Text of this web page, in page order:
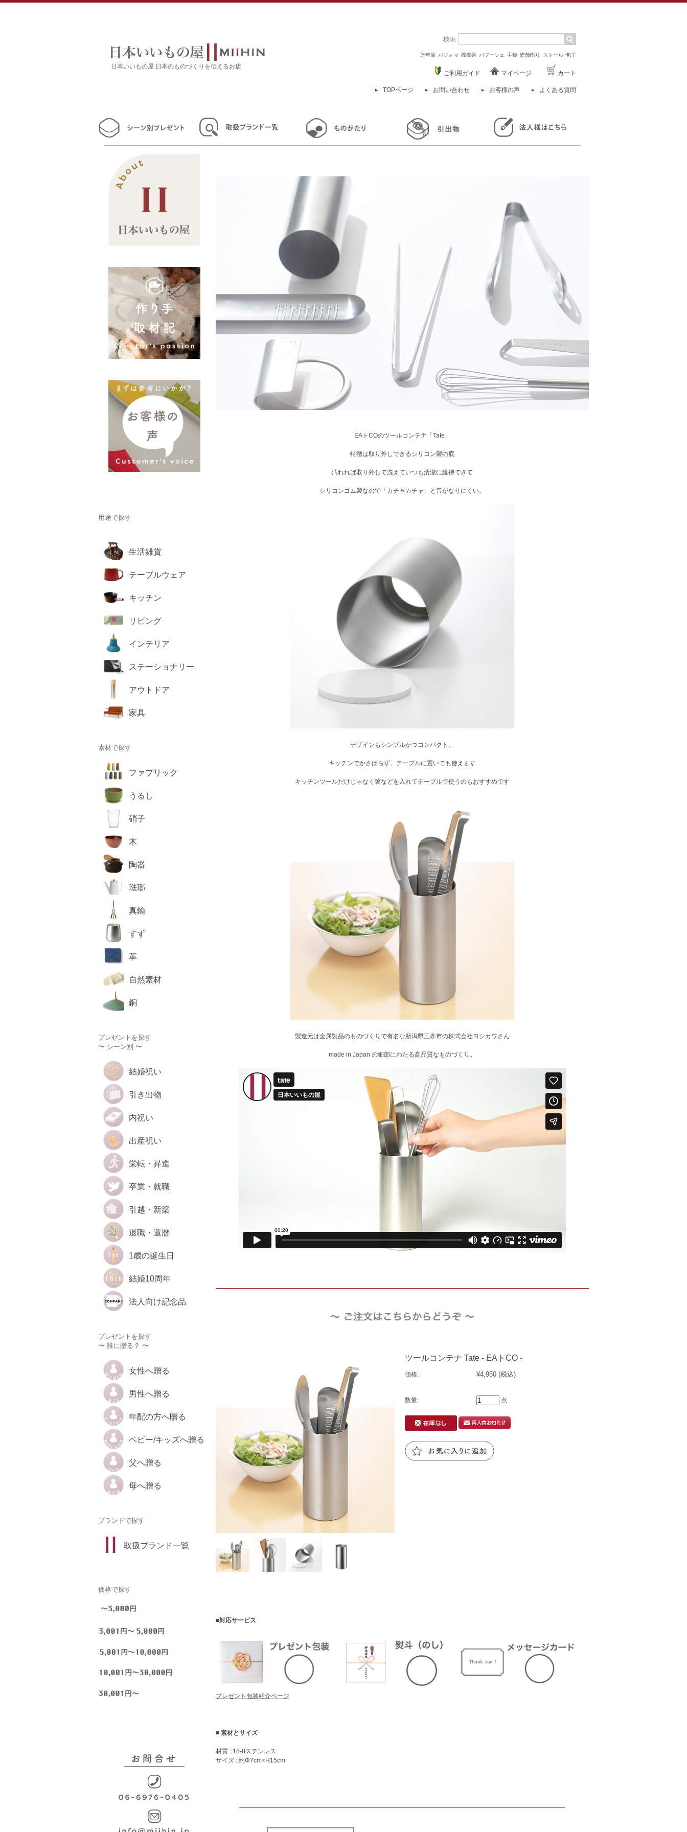
日本いいもの屋 日本のものづくりを伝えるお店
万年筆 パジャマ 棕櫚箒 バブーシュ 手袋 鰹節削り ストール 包丁
ご利用ガイド マイページ カート
TOPページ お問い合わせ お客様の声 よくある質問
EAトCOのツールコンテナ「Tate」
特徴は取り外しできるシリコン製の底
汚れれば取り外して洗えていつも清潔に維持できて
シリコンゴム製なので「カチャカチャ」と音がなりにくい。
デザインもシンプルかつコンパクト。
キッチンでかさばらず、テーブルに置いても使えます
キッチンツールだけじゃなく箸などを入れてテーブルで使うのもおすすめです
製造元は金属製品のものづくりで有名な新潟県三条市の株式会社ヨシカワさん
made in Japan の細部にわたる高品質なものづくり。
ツールコンテナ Tate - EAトCO -
価格: ¥4,950 (税込)
数量: 点
■対応サービス
プレゼント包装紹介ページ
■ 素材とサイズ
材質 : 18-8ステンレス
サイズ : 約Φ7cm×H15cm
用途で探す
生活雑貨
テーブルウェア
キッチン
リビング
インテリア
ステーショナリー
アウトドア
家具
素材で探す
ファブリック
うるし
硝子
木
陶器
琺瑯
真鍮
すず
革
自然素材
銅
プレゼントを探す
〜 シーン別 〜
結婚祝い
引き出物
内祝い
出産祝い
栄転・昇進
卒業・就職
引越・新築
退職・還暦
1歳の誕生日
結婚10周年
法人向け記念品
プレゼントを探す
〜 誰に贈る？ 〜
女性へ贈る
男性へ贈る
年配の方へ贈る
ベビー/キッズへ贈る
父へ贈る
母へ贈る
ブランドで探す
取扱ブランド一覧
価格で探す